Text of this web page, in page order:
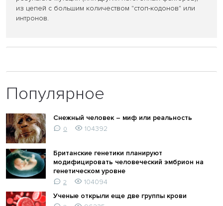
из цепей с большим количеством "стоп-кодонов" или
интронов.
Популярное
Снежный человек – миф или реальность
0 104392
Британские генетики планируют
модифицировать человеческий эмбрион на
генетическом уровне
2
104094
Ученые открыли еще две группы крови